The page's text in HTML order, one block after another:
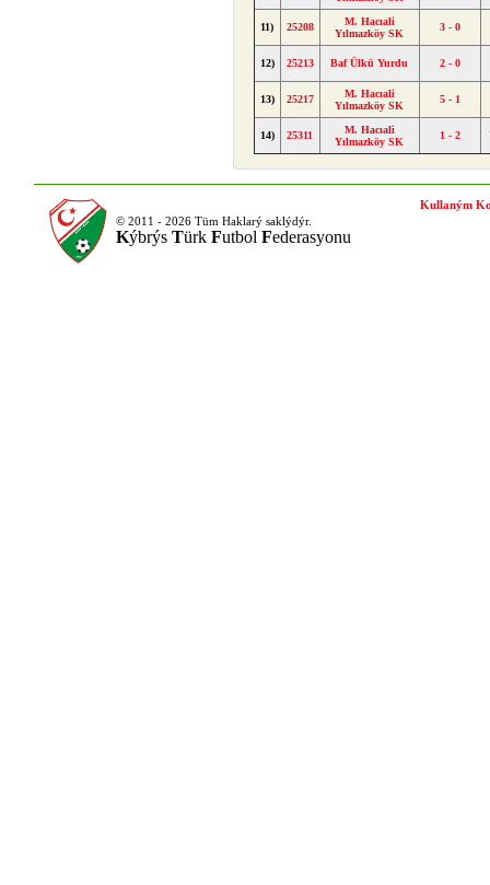
11) 25208
M. Hacıali
Yılmazköy SK
3 - 0
12) 25213 Baf Ülkü Yurdu 2 - 0
13) 25217
M. Hacıali
Yılmazköy SK
5 - 1
14) 25311
M. Hacıali
Yılmazköy SK
1 - 2
© 2011 - 2026 Tüm Haklarý saklýdýr.
Kýbrýs Türk Futbol Federasyonu
Kullaným